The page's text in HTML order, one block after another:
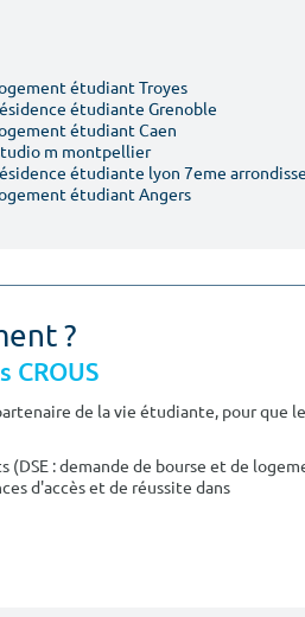
étudiant Troyes
étudiante Grenoble
étudiant Caen
m montpellier
étudiante lyon 7eme
étudiant Angers
?
CROUS
de la vie étudiante, pour que le
: demande de bourse et de
d'accès et de réussite dans